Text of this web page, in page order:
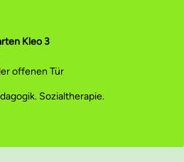
Kleo 3
offenen Tür
Sozialtherapie.